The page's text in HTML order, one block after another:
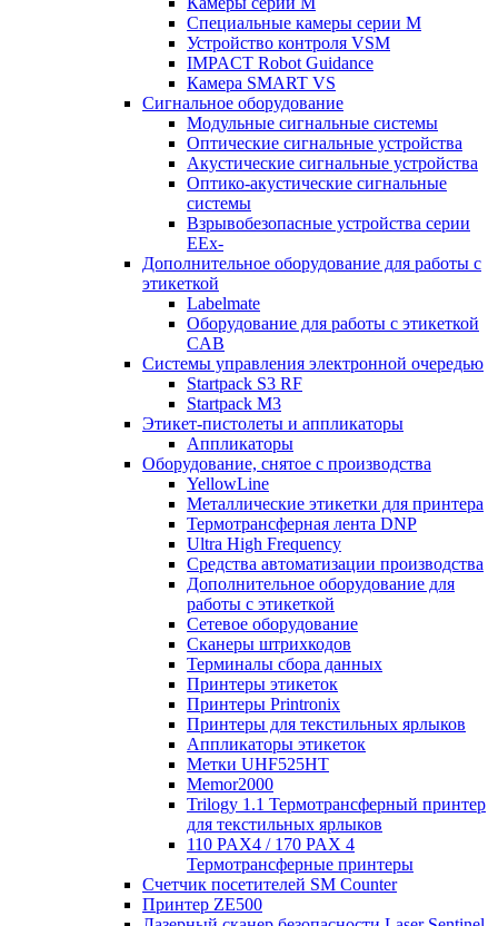
Специальные камеры серии M
Устройство контроля VSM
IMPACT Robot Guidance
Камера SMART VS
Cигнальное оборудование
Модульные сигнальные системы
Оптические сигнальные устройства
Акустические сигнальные устройства
Оптико-акустические сигнальные
системы
Взрывобезопасные устройства серии
EEx-
Дополнительное оборудование для работы с
этикеткой
Labelmate
Оборудование для работы с этикеткой
CAB
Системы управления электронной очередью
Startpack S3 RF
Startpack M3
Этикет-пистолеты и аппликаторы
Аппликаторы
Оборудование, снятое с производства
YellowLine
Металлические этикетки для принтера
Термотрансферная лента DNP
Ultra High Frequency
Средства автоматизации производства
Дополнительное оборудование для
работы с этикеткой
Сетевое оборудование
Сканеры штрихкодов
Терминалы сбора данных
Принтеры этикеток
Принтеры Printronix
Принтеры для текстильных ярлыков
Аппликаторы этикеток
Метки UHF525HT
Memor2000
Trilogy 1.1 Термотрансферный принтер
для текстильных ярлыков
110 PAX4 / 170 PAX 4
Термотрансферные принтеры
Счетчик посетителей SM Counter
Принтер ZE500